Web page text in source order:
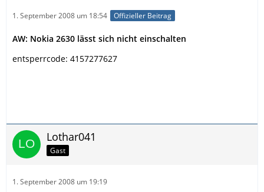
1. September 2008 um 18:54 Offizieller Beitrag
AW: Nokia 2630 lässt sich nicht einschalten
entsperrcode: 4157277627
Lothar041
Gast
1. September 2008 um 19:19